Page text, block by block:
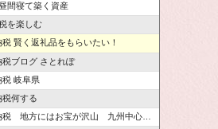
間寝て築く資産
を楽しむ
賢く返礼品をもらいたい！
税ブログ さとれぽ
税 岐阜県
何する
地方にはお宝が沢山 九州中心です。